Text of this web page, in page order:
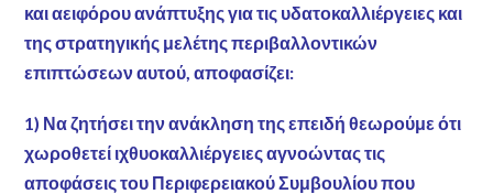
και αειφόρου ανάπτυξης για τις υδατοκαλλιέργειες και
της στρατηγικής μελέτης περιβαλλοντικών
επιπτώσεων αυτού, αποφασίζει:
1) Να ζητήσει την ανάκληση της επειδή θεωρούμε ότι
χωροθετεί ιχθυοκαλλιέργειες αγνοώντας τις
αποφάσεις του Περιφερειακού Συμβουλίου που